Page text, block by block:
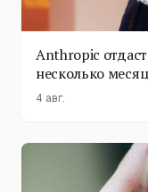
Anthropic
несколько
4 авг.